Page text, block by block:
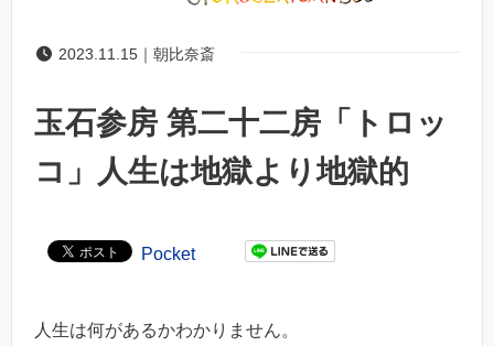
2023.11.15｜朝比奈斎
玉石参房 第二十二房「トロッ
コ」人生は地獄より地獄的
Pocket
人生は何があるかわかりません。